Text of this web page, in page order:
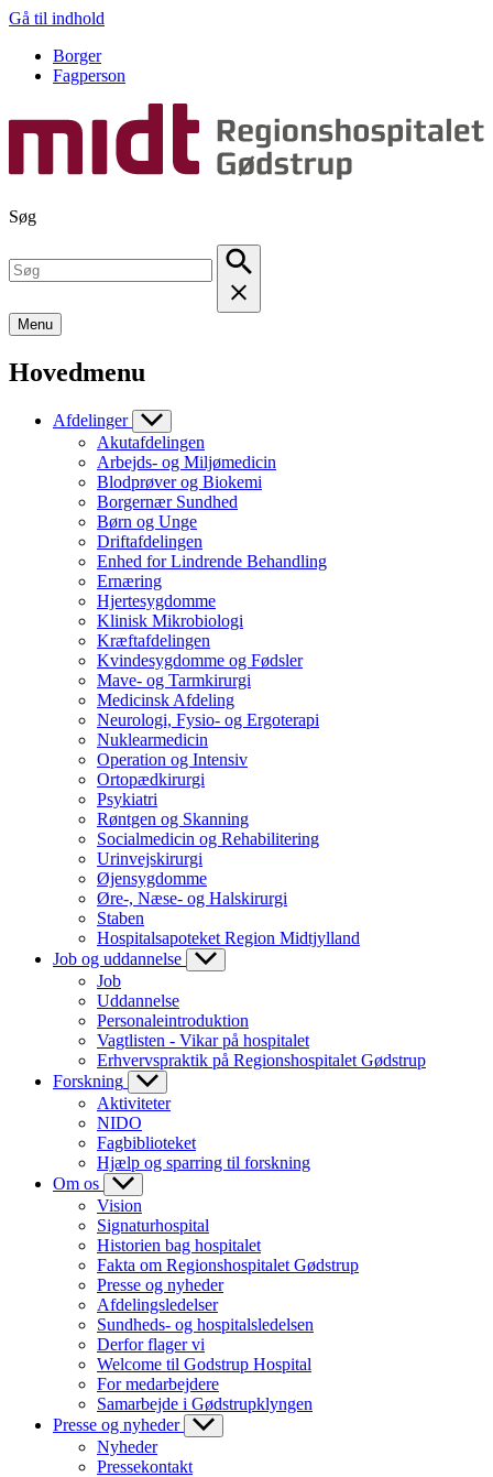
Gå til indhold
Borger
Fagperson
Søg
Menu
Hovedmenu
Afdelinger
Akutafdelingen
Arbejds- og Miljømedicin
Blodprøver og Biokemi
Borgernær Sundhed
Børn og Unge
Driftafdelingen
Enhed for Lindrende Behandling
Ernæring
Hjertesygdomme
Klinisk Mikrobiologi
Kræftafdelingen
Kvindesygdomme og Fødsler
Mave- og Tarmkirurgi
Medicinsk Afdeling
Neurologi, Fysio- og Ergoterapi
Nuklearmedicin
Operation og Intensiv
Ortopædkirurgi
Psykiatri
Røntgen og Skanning
Socialmedicin og Rehabilitering
Urinvejskirurgi
Øjensygdomme
Øre-, Næse- og Halskirurgi
Staben
Hospitalsapoteket Region Midtjylland
Job og uddannelse
Job
Uddannelse
Personaleintroduktion
Vagtlisten - Vikar på hospitalet
Erhvervspraktik på Regionshospitalet Gødstrup
Forskning
Aktiviteter
NIDO
Fagbiblioteket
Hjælp og sparring til forskning
Om os
Vision
Signaturhospital
Historien bag hospitalet
Fakta om Regionshospitalet Gødstrup
Presse og nyheder
Afdelingsledelser
Sundheds- og hospitalsledelsen
Derfor flager vi
Welcome til Godstrup Hospital
For medarbejdere
Samarbejde i Gødstrupklyngen
Presse og nyheder
Nyheder
Pressekontakt